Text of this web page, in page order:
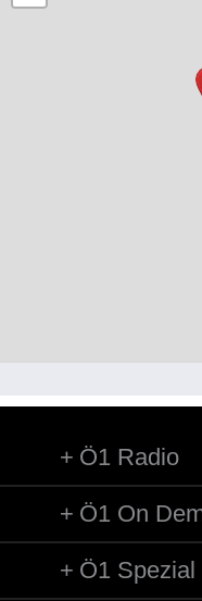
Ö1 Radio
Ö1 On
Ö1 Spezial